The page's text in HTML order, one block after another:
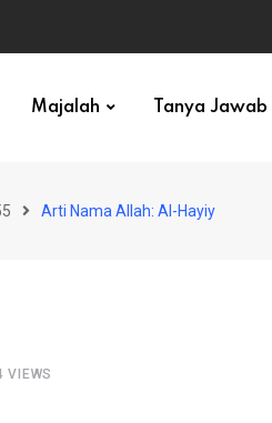
Majalah Tanya Jawab
Arti Nama Allah: Al-Hayiy
VIEWS